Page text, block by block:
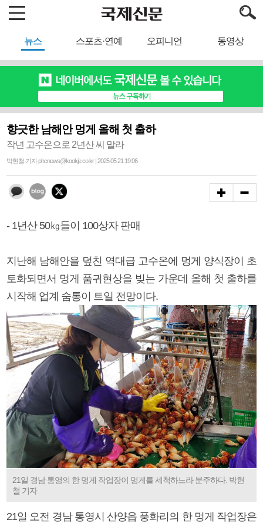
뉴스 스포츠·연예 오피니언 동영상
향긋한 남해안 멍게 올해 첫 출하
작년 고수온으로 2년산 씨 말라
박현철 기자 phcnews@kookje.co.kr | 2025.05.21 19:06
- 1년산 50㎏들이 100상자 판매
지난해 남해안을 덮친 역대급 고수온에 멍게 양식장이 초
토화되면서 멍게 품귀현상을 빚는 가운데 올해 첫 출하를
시작해 업계 숨통이 트일 전망이다.
21일 경남 통영의 한 멍게 작업장이 멍게를 세척하느라 분주하다. 박현
철 기자
21일 오전 경남 통영시 산양읍 풍화리의 한 멍게 작업장은